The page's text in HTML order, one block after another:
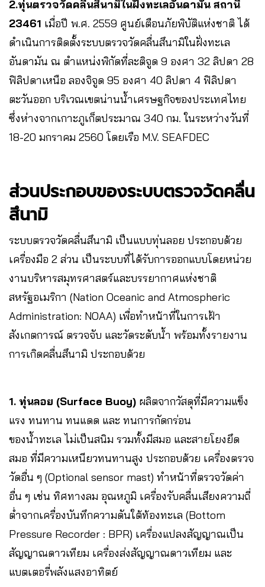
2.ทุ่นตรวจวัดคลื่นสึนามิในฝั่งทะเลอันดามัน สถานี
23461 เมื่อปี พ.ศ. 2559 ศูนย์เตือนภัยพิบัติแห่งชาติ ได้
ดำเนินการติดตั้งระบบตรวจวัดคลื่นสึนามิในฝั่งทะเล
อันดามัน ณ ตำแหน่งพิกัดที่ละติจูด 9 องศา 32 ลิปดา 28
ฟิลิปดาเหนือ ลองจิจูด 95 องศา 40 ลิปดา 4 ฟิลิปดา
ตะวันออก บริเวณเขตน่านน้ำเศรษฐกิจของประเทศไทย
ซึ่งห่างจากเกาะภูเก็ตประมาณ 340 กม. ในระหว่างวันที่
18-20 มกราคม 2560 โดยเรือ M.V. SEAFDEC
ส่วนประกอบของระบบตรวจวัดคลื่น
สึนามิ
ระบบตรวจวัดคลื่นสึนามิ เป็นแบบทุ่นลอย ประกอบด้วย
เครื่องมือ 2 ส่วน เป็นระบบที่ได้รับการออกแบบโดยหน่วย
งานบริหารสมุทรศาสตร์และบรรยากาศแห่งชาติ
สหรัฐอเมริกา (Nation Oceanic and Atmospheric
Administration: NOAA) เพื่อทำหน้าที่ในการเฝ้า
สังเกตการณ์ ตรวจจับ และวัดระดับน้ำ พร้อมทั้งรายงาน
การเกิดคลื่นสึนามิ ประกอบด้วย
1. ทุ่นลอย (Surface Buoy) ผลิตจากวัสดุที่มีความแข็ง
แรง ทนทาน ทนแดด และ ทนการกัดกร่อน
ของน้ำทะเล ไม่เป็นสนิม รวมทั้งมีสมอ และสายโยงยึด
สมอ ที่มีความเหนียวทนทานสูง ประกอบด้วย เครื่องตรวจ
วัดอื่น ๆ (Optional sensor mast) ทำหน้าที่ตรวจวัดค่า
อื่น ๆ เช่น ทิศทางลม อุณหภูมิ เครื่องรับคลื่นเสียงความถี่
ต่ำจากเครื่องบันทึกความดันใต้ท้องทะเล (Bottom
Pressure Recorder : BPR) เครื่องแปลงสัญญาณเป็น
สัญญาณดาวเทียม เครื่องส่งสัญญาณดาวเทียม และ
แบตเตอรี่พลังแสงอาทิตย์